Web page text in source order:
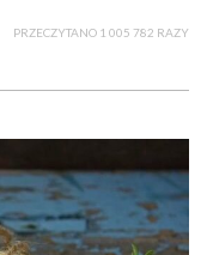
PRZECZYTANO 1 005 782 RAZY